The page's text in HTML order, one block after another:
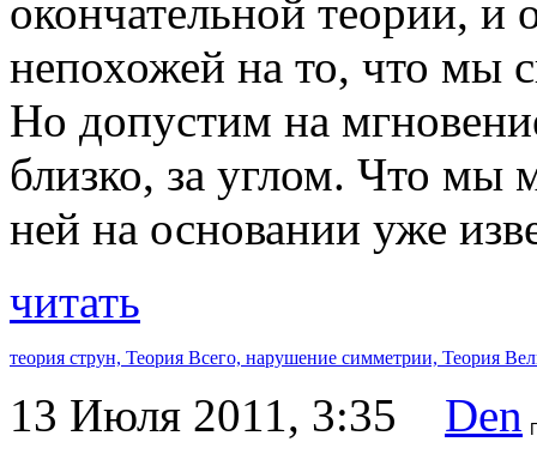
окончательной теории, и
непохожей на то, что мы
Но допустим на
близко, за углом. Что мы
ней на основании уже
читать
теория струн, Теория Всего, нарушение симметрии, Теория
13 Июля 2011, 3:35 Den